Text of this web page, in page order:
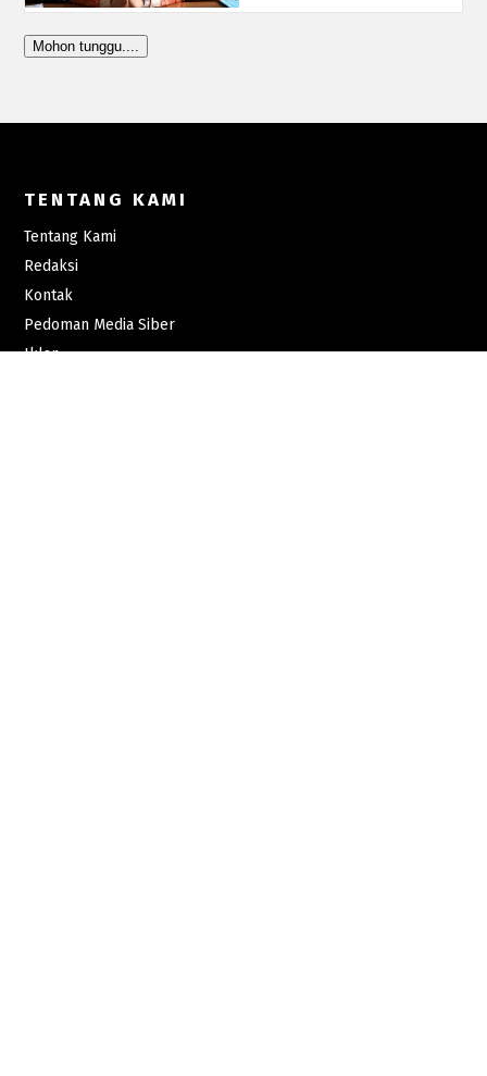
Mohon tunggu....
TENTANG KAMI
Tentang Kami
Redaksi
Kontak
Pedoman Media Siber
Iklan